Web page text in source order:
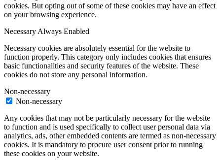
cookies. But opting out of some of these cookies may have an effect
on your browsing experience.
Necessary Always Enabled
Necessary cookies are absolutely essential for the website to
function properly. This category only includes cookies that ensures
basic functionalities and security features of the website. These
cookies do not store any personal information.
Non-necessary
Non-necessary
Any cookies that may not be particularly necessary for the website
to function and is used specifically to collect user personal data via
analytics, ads, other embedded contents are termed as non-necessary
cookies. It is mandatory to procure user consent prior to running
these cookies on your website.